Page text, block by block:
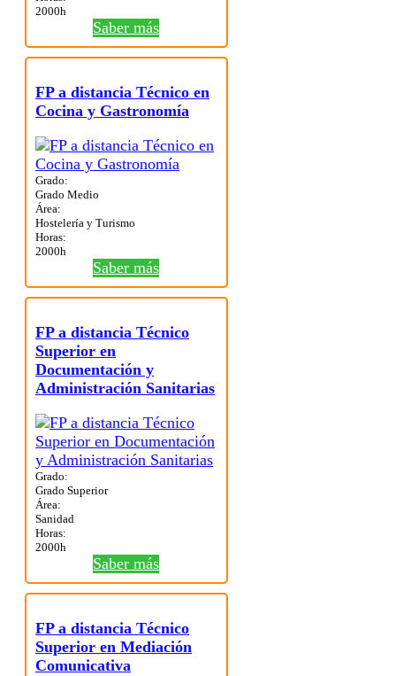
2000h
Saber más
FP a distancia Técnico en
Cocina y Gastronomía
Grado:
Grado Medio
Área:
Hostelería y Turismo
Horas:
2000h
Saber más
FP a distancia Técnico
Superior en
Documentación y
Administración Sanitarias
Grado:
Grado Superior
Área:
Sanidad
Horas:
2000h
Saber más
FP a distancia Técnico
Superior en Mediación
Comunicativa